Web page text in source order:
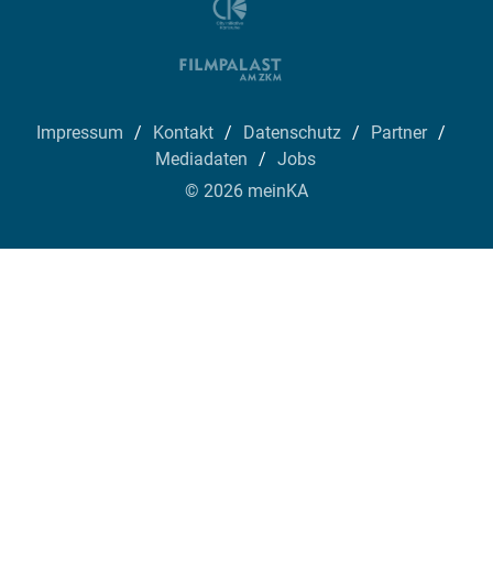
Impressum Kontakt Datenschutz
Partner
Mediadaten
Jobs
© 2026 meinKA